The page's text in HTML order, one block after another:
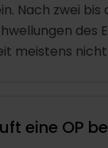
Nach zwei bis
des
meistens
eine OP